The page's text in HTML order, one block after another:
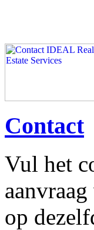
Contact
Vul het
op